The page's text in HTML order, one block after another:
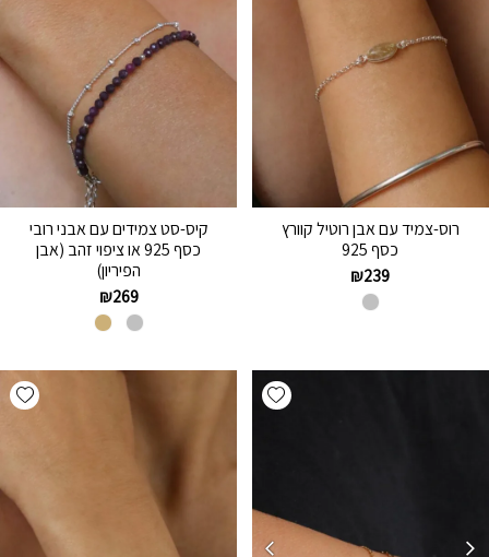
רוס-צמיד עם אבן רוטיל קוורץ
כסף 925
₪239
קיס-סט צמידים עם אבני רובי
כסף 925 או ציפוי זהב (אבן
הפיריון)
₪269
Add wishlist